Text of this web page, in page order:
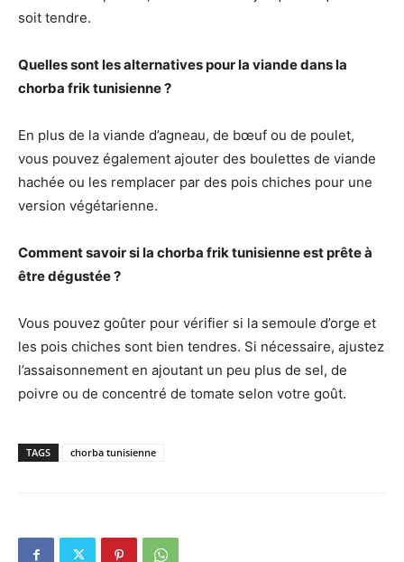
soit tendre.
Quelles sont les alternatives pour la viande dans la
chorba frik tunisienne ?
En plus de la viande d’agneau, de bœuf ou de poulet,
vous pouvez également ajouter des boulettes de viande
hachée ou les remplacer par des pois chiches pour une
version végétarienne.
Comment savoir si la chorba frik tunisienne est prête à
être dégustée ?
Vous pouvez goûter pour vérifier si la semoule d’orge et
les pois chiches sont bien tendres. Si nécessaire, ajustez
l’assaisonnement en ajoutant un peu plus de sel, de
poivre ou de concentré de tomate selon votre goût.
TAGS chorba tunisienne